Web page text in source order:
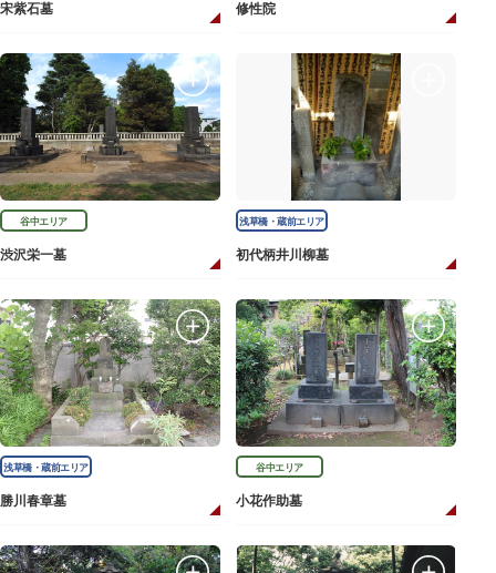
宋紫石墓 修性院
谷中エリア
渋沢栄一墓
浅草橋・蔵前エリア
初代柄井川柳墓
浅草橋・蔵前エリア
勝川春章墓
谷中エリア
小花作助墓